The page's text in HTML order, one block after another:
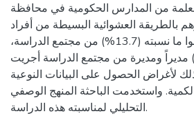
ومعلمة من المدارس الحكومية في محافظة
بالطريقة العشوائية البسيطة من أفراد
مجتمع الدراسة، ليشكلوا ما نسبته (13.7%) من مجتمع الدراسة،
كما اشتملت على (24) مديراً ومديرة من مجتمع الدراسة أجريت
لأغراض الحصول على البيانات النوعية
الكمية. واستخدمت الباحثة المنهج الوصفي
التحليلي لمناسبته هذه الدراسة.